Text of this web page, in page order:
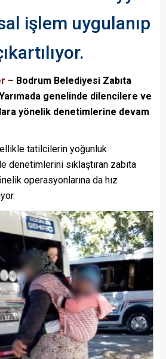
işlem uygulanıp
– Bodrum Belediyesi Zabıta
genelinde dilencilere ve
yönelik denetimlerine devam
tatilcilerin yoğunluk
denetimlerini sıklaştıran zabıta
operasyonlarına da hız